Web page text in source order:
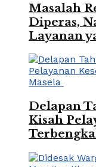
Masalah
Diperas,
Layanan
Delapan
Kisah